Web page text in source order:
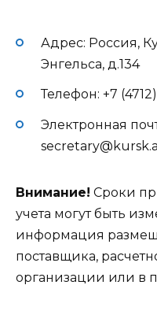
Адрес: Россия,
Энгельса, д.134
Телефон: +7
Электронная
Внимание! Сроки
учета могут быть
информация
поставщика,
организации или в